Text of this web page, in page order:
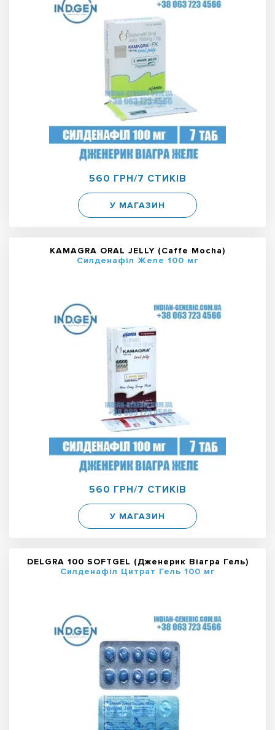
560 ГРН/7 СТИКІВ
У МАГАЗИН
KAMAGRA ORAL JELLY (Caffe Mocha)
Силденафіл Желе 100 мг
560 ГРН/7 СТИКІВ
У МАГАЗИН
DELGRA 100 SOFTGEL (Дженерик Віагра Гель)
Силденафіл Цитрат Гель 100 мг